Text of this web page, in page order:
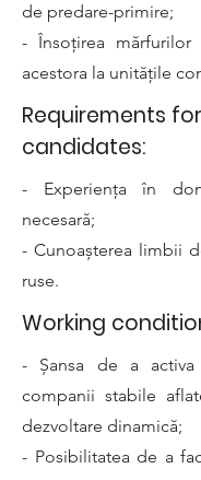
de predare-primire;
- Însoțirea mărfurilor
acestora la unitățile
Requirements for
candidates:
- Experiența în
necesară;
- Cunoașterea limbii
ruse.
Working
- Șansa de a
companii stabile
dezvoltare dinamică;
- Posibilitatea de a